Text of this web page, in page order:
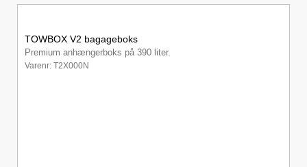
TOWBOX V2 bagageboks
Premium anhængerboks på 390 liter.
Varenr: T2X000N